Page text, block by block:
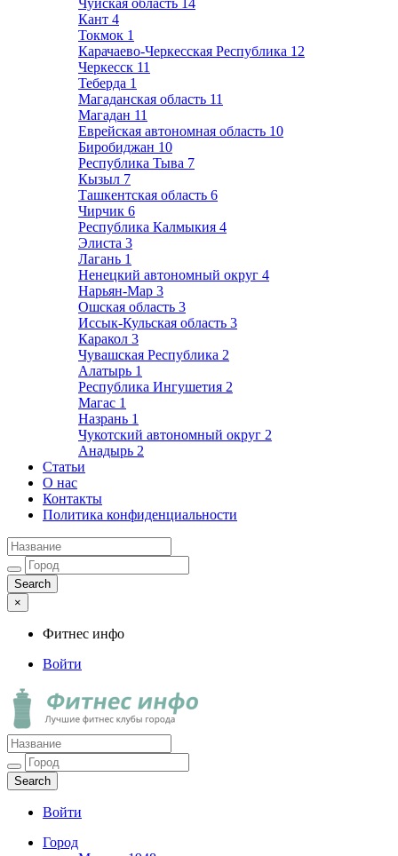
Чуйская область 14
Кант 4
Токмок 1
Карачаево-Черкесская Республика 12
Черкесск 11
Теберда 1
Магаданская область 11
Магадан 11
Еврейская автономная область 10
Биробиджан 10
Республика Тыва 7
Кызыл 7
Ташкентская область 6
Чирчик 6
Республика Калмыкия 4
Элиста 3
Лагань 1
Ненецкий автономный округ 4
Нарьян-Мар 3
Ошская область 3
Иссык-Кульская область 3
Каракол 3
Чувашская Республика 2
Алатырь 1
Республика Ингушетия 2
Магас 1
Назрань 1
Чукотский автономный округ 2
Анадырь 2
Статьи
О нас
Контакты
Политика конфиденциальности
×
Фитнес инфо
Войти
Фитнес инфо
Лучшие фитнес клубы города
Войти
Город